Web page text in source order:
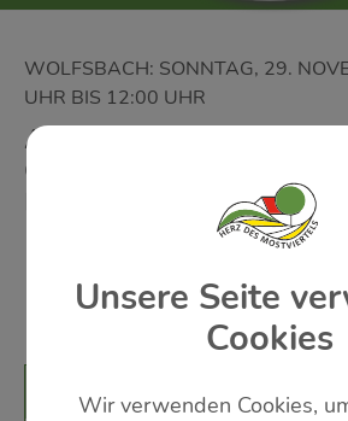
WOLFSBACH: SONNTAG, 29.
UHR BIS 12:00 UHR
ADVENTMARKT UND
GEMEINDEZENTRUM -
FRAUENBEWEGUNG
Veranstaltungsort
Unsere Seite
Cookies
Wir verwenden Cookies,